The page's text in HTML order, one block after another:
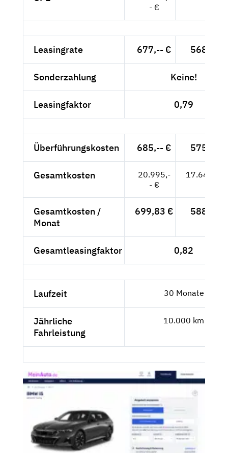
- €
Leasingrate 677,-- € 568,91 €
Sonderzahlung Keine!
Leasingfaktor 0,79
Überführungskosten 685,-- € 575,63 €
Gesamtkosten
20.995,-
- €
17.642,86
Gesamtkosten /
Monat
699,83 € 588,10 €
Gesamtleasingfaktor 0,82
Laufzeit 30 Monate
Jährliche
Fahrleistung
10.000 km